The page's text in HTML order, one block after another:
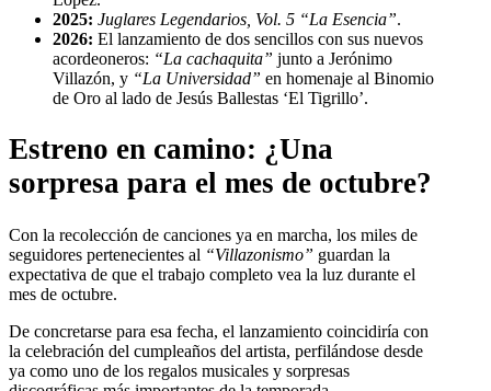
2025: Juglares Legendarios, Vol. 5 “La Esencia”.
2026: El lanzamiento de dos sencillos con sus nuevos
acordeoneros: “La cachaquita” junto a Jerónimo
Villazón, y “La Universidad” en homenaje al Binomio
de Oro al lado de Jesús Ballestas ‘El Tigrillo’.
Estreno en camino: ¿Una
sorpresa para el mes de octubre?
Con la recolección de canciones ya en marcha, los miles de
seguidores pertenecientes al “Villazonismo” guardan la
expectativa de que el trabajo completo vea la luz durante el
mes de octubre.
De concretarse para esa fecha, el lanzamiento coincidiría con
la celebración del cumpleaños del artista, perfilándose desde
ya como uno de los regalos musicales y sorpresas